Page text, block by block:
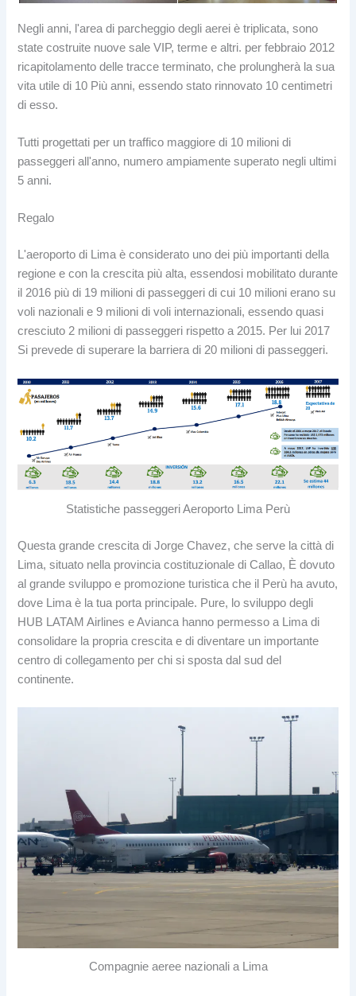
Negli anni, l'area di parcheggio degli aerei è triplicata, sono
state costruite nuove sale VIP, terme e altri. per febbraio 2012
ricapitolamento delle tracce terminato, che prolungherà la sua
vita utile di 10 Più anni, essendo stato rinnovato 10 centimetri
di esso.
Tutti progettati per un traffico maggiore di 10 milioni di
passeggeri all'anno, numero ampiamente superato negli ultimi
5 anni.
Regalo
L'aeroporto di Lima è considerato uno dei più importanti della
regione e con la crescita più alta, essendosi mobilitato durante
il 2016 più di 19 milioni di passeggeri di cui 10 milioni erano su
voli nazionali e 9 milioni di voli internazionali, essendo quasi
cresciuto 2 milioni di passeggeri rispetto a 2015. Per lui 2017
Si prevede di superare la barriera di 20 milioni di passeggeri.
Statistiche passeggeri Aeroporto Lima Perù
Questa grande crescita di Jorge Chavez, che serve la città di
Lima, situato nella provincia costituzionale di Callao, È dovuto
al grande sviluppo e promozione turistica che il Perù ha avuto,
dove Lima è la tua porta principale. Pure, lo sviluppo degli
HUB LATAM Airlines e Avianca hanno permesso a Lima di
consolidare la propria crescita e di diventare un importante
centro di collegamento per chi si sposta dal sud del
continente.
Compagnie aeree nazionali a Lima